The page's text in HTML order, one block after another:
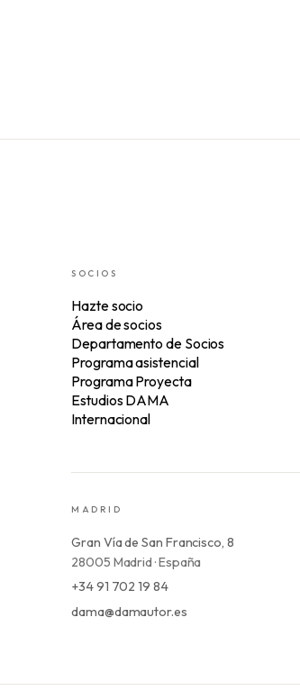
SOCIOS
Hazte socio
Área de socios
Departamento de Socios
Programa asistencial
Programa Proyecta
Estudios DAMA
Internacional
MADRID
Gran Vía de San Francisco, 8
28005 Madrid · España
+34 91 702 19 84
dama@damautor.es